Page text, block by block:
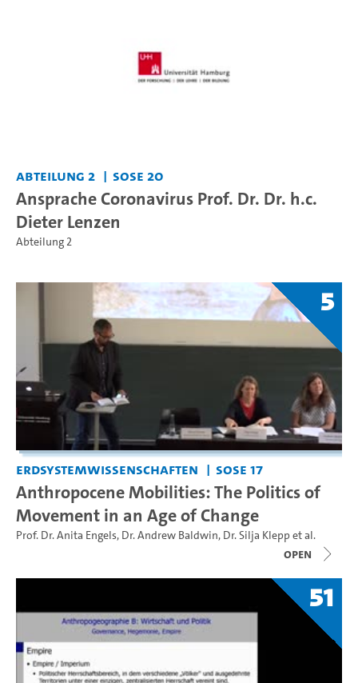
Abteilung 2 SoSe 20
Ansprache Coronavirus Prof. Dr. Dr. h.c.
Dieter Lenzen
Abteilung 2
5
Erdsystemwissenschaften SoSe 17
Anthropocene Mobilities: The Politics of
Movement in an Age of Change
Prof. Dr. Anita Engels, Dr. Andrew Baldwin, Dr. Silja Kleppet al.
open
51